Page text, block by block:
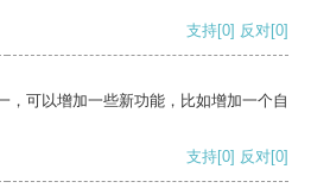
支持[0] 反对[0]
，可以增加一些新功能，比如增加一个自
支持[0] 反对[0]